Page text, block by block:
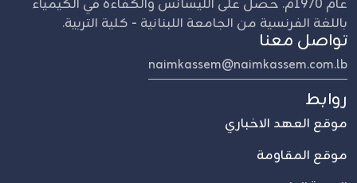
عام 1970م. حصل على الليسانس والكفاءة في الكيمياء
باللغة الفرنسية من الجامعة اللبنانية - كلية التربية.
تواصل معنا
naimkassem@naimkassem.com.lb
روابط
موقع العهد الاخباري
موقع المقاومة